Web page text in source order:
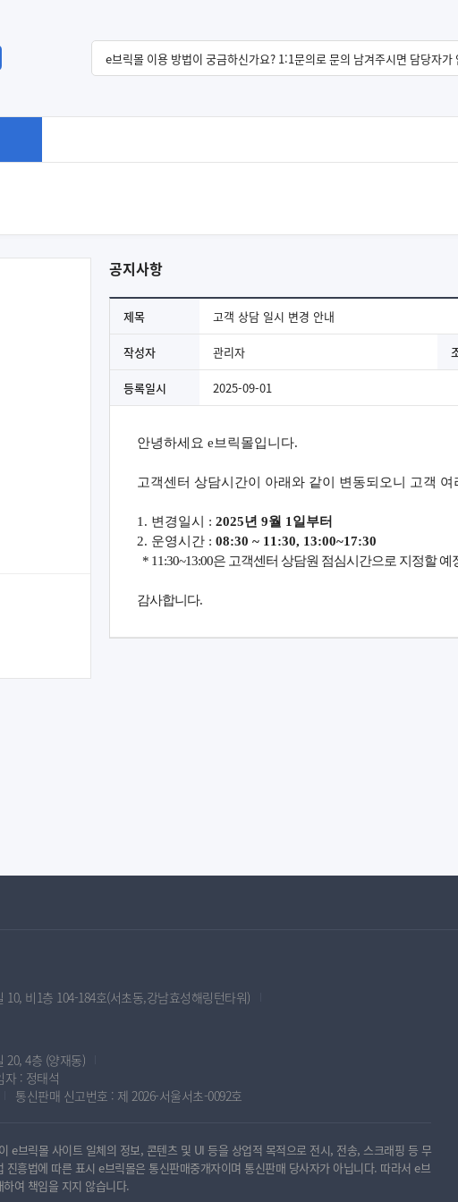
공지사항
제목 고객 상담 일시 변경 안내
작성자 관리자
등록일시 2025-09-01
안녕하세요 e브릭몰입니다.
고객센터 상담시간이 아래와 같이 변동되오니 고객
1. 변경일시 : 2025년 9월 1일부터
2. 운영시간 : 08:30 ~ 11:30, 13:00~17:30
* 11:30~13:00은 고객센터 상담원 점심시간으로 지정할 예
감사합니다.
비1층 104-184호(서초동,강남효성해링턴타워)
20, 4층 (양재동)
자 : 정태석
통신판매 신고번호 : 제 2026-서울서초-0092호
e브릭몰 사이트 일체의 정보, 콘텐츠 및 UI 등을 상업적 목적으로 전시, 전송, 스크래핑 등 무
진흥법에 따른 표시 e브릭몰은 통신판매중개자이며 통신판매 당사자가 아닙니다. 따라서 e브
여 책임을 지지 않습니다.